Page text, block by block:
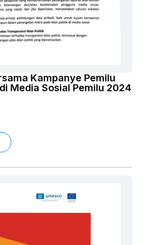
Kampanye Pemilu
Media Sosial Pemilu 2024